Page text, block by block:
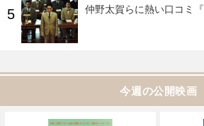
仲野太賀らに熱い口コミ『
今週の公開映画